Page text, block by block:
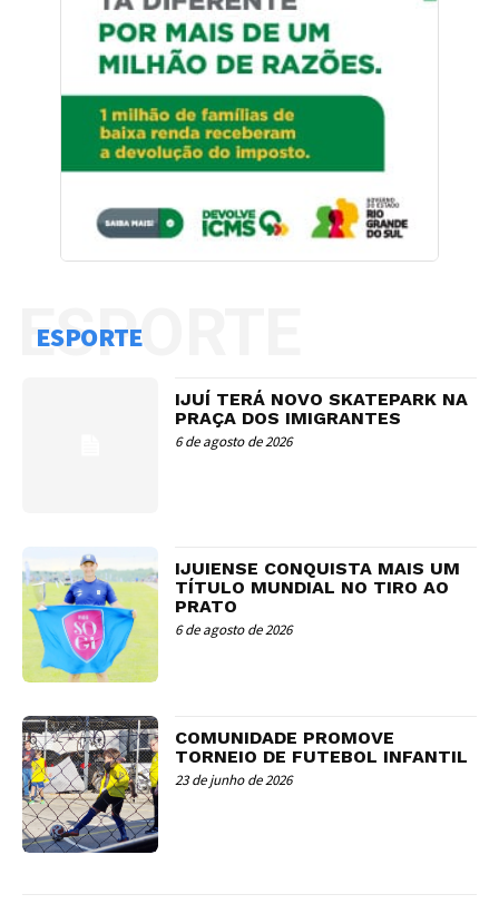
ESPORTE
ESPORTE
IJUÍ TERÁ NOVO SKATEPARK NA
PRAÇA DOS IMIGRANTES
6 de agosto de 2026
IJUIENSE CONQUISTA MAIS UM
TÍTULO MUNDIAL NO TIRO AO
PRATO
6 de agosto de 2026
COMUNIDADE PROMOVE
TORNEIO DE FUTEBOL INFANTIL
23 de junho de 2026